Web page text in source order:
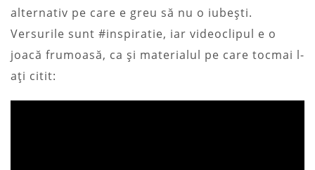
alternativ pe care e greu să nu o iubești.
Versurile sunt #inspiratie, iar videoclipul e o
joacă frumoasă, ca și materialul pe care tocmai l-
ați citit: